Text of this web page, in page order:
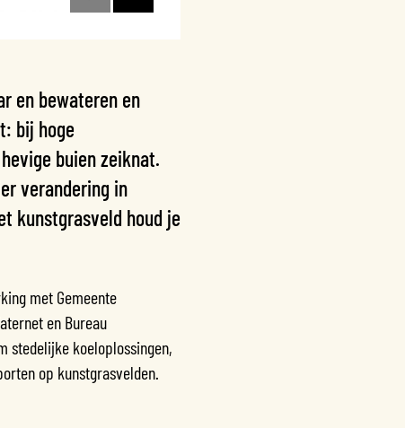
en bewateren en
bij hoge
buien zeiknat.
verandering in
kunstgrasveld houd je
met Gemeente
en Bureau
stedelijke koeloplossingen,
op kunstgrasvelden.